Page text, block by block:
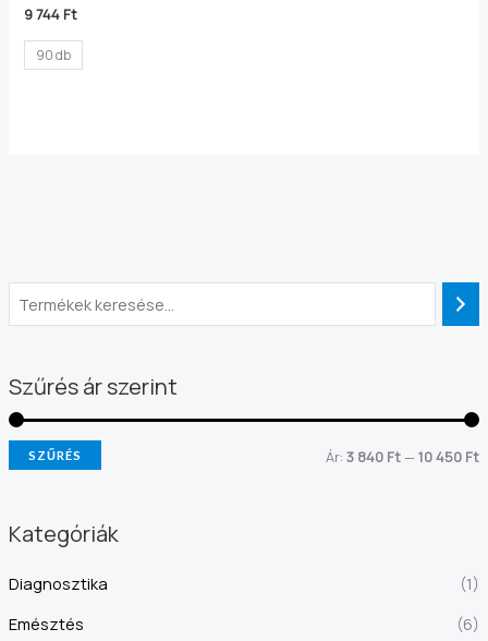
Szűrés ár szerint
SZŰRÉS Ár:3 840 Ft—10 450 Ft
Kategóriák
Diagnosztika
(1)
Emésztés
(6)
9 744 Ft
90 db